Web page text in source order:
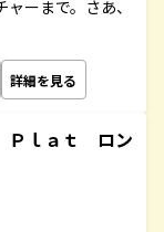
ーまで。さあ、
詳細を見る
ｌａｔ ロン